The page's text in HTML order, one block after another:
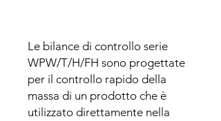
Le bilance di controllo serie
WPW/T/H/FH sono progettate
per il controllo rapido della
massa di un prodotto che è
utilizzato direttamente nella